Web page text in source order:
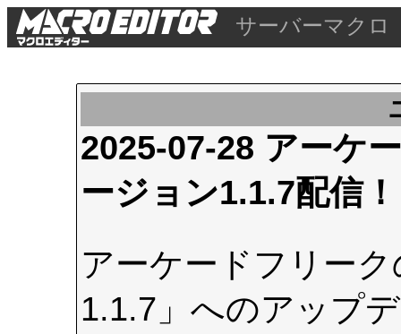
サーバーマクロ
2025-07-28 アーケ
ージョン1.1.7配信！
アーケードフリー
1.1.7」へのアップ